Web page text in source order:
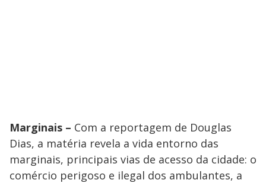
Marginais – Com a reportagem de Douglas
Dias, a matéria revela a vida entorno das
marginais, principais vias de acesso da cidade: o
comércio perigoso e ilegal dos ambulantes, a